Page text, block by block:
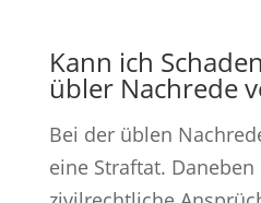
Kann ich
übler Nachrede
Bei der üblen
eine Straftat.